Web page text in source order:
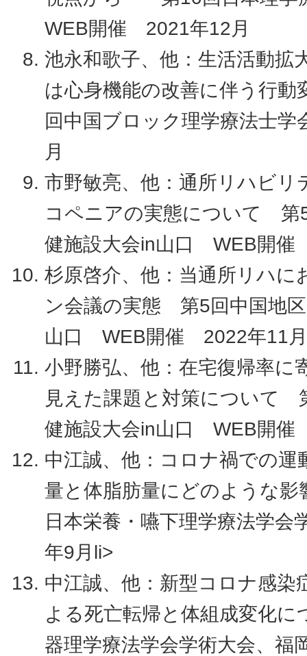
WEB開催 2021年12月
池永和歌子、他：生活活動拡
は心身機能の改善に伴う行
回中国ブロック理学療法士
月
市野敏亮、他：通所リハビ
コペニアの実態について 第
健施設大会in山口 WEB開
杉原啓介、他：当通所リハ
ン会議の実態 第5回中国地
山口 WEB開催 2022年11月
小野勝弘、他：在宅復帰率に
見えた課題と対策について
健施設大会in山口 WEB開
中江誠、他：コロナ禍での運
量と体脂肪量にどのような
日本栄養・嚥下理学療法学会
年9月li>
中江誠、他：新型コロナ感染
よる死亡転帰と体組成変化
器理学療法学会学術大会、福